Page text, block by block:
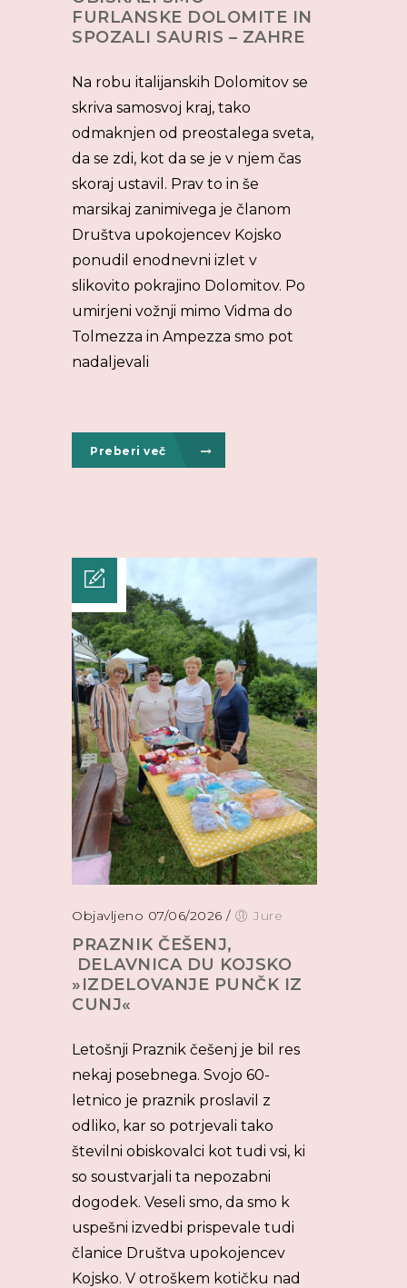
FURLANSKE DOLOMITE IN
SPOZALI SAURIS – ZAHRE
Na robu italijanskih Dolomitov se
skriva samosvoj kraj, tako
odmaknjen od preostalega sveta,
da se zdi, kot da se je v njem čas
skoraj ustavil. Prav to in še
marsikaj zanimivega je članom
Društva upokojencev Kojsko
ponudil enodnevni izlet v
slikovito pokrajino Dolomitov. Po
umirjeni vožnji mimo Vidma do
Tolmezza in Ampezza smo pot
nadaljevali
Preberi več
Objavljeno 07/06/2026 / Jure
PRAZNIK ČEŠENJ,
DELAVNICA DU KOJSKO
»IZDELOVANJE PUNČK IZ
CUNJ«
Letošnji Praznik češenj je bil res
nekaj posebnega. Svojo 60-
letnico je praznik proslavil z
odliko, kar so potrjevali tako
številni obiskovalci kot tudi vsi, ki
so soustvarjali ta nepozabni
dogodek. Veseli smo, da smo k
uspešni izvedbi prispevale tudi
članice Društva upokojencev
Kojsko. V otroškem kotičku nad